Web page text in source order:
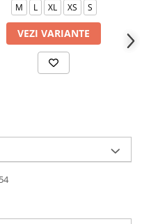
M L XL XS S
VEZI VARIANTE